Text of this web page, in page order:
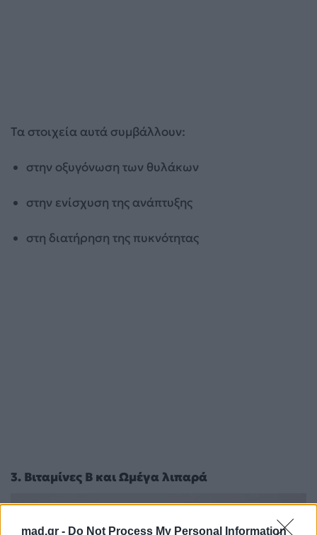
mad.gr - Do Not Process My Personal Information
Τα στοιχεία αυτά συμβάλλουν:
στην οξυγόνωση των θυλάκων
στην ενίσχυση της ανάπτυξης
στη διατήρηση της πυκνότητας
3. Βιταμίνες Β και Ωμέγα λιπαρά